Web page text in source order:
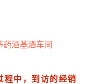
酒基酒车间
程中，到访的经销